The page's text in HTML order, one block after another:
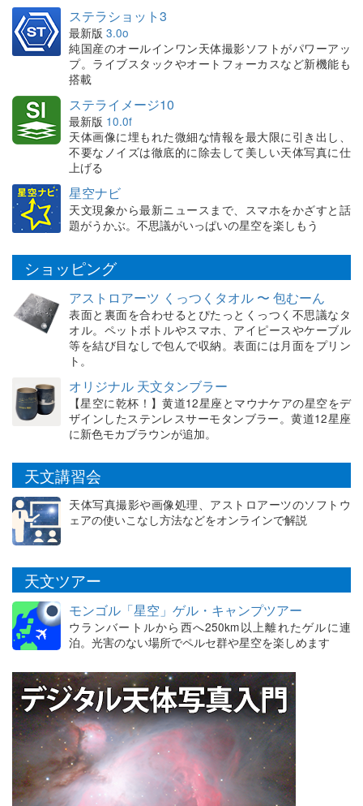
ステラショット3
最新版 3.0o
純国産のオールインワン天体撮影ソフトがパワーアッ
プ。ライブスタックやオートフォーカスなど新機能も
搭載
ステライメージ10
最新版 10.0f
天体画像に埋もれた微細な情報を最大限に引き出し、
不要なノイズは徹底的に除去して美しい天体写真に仕
上げる
星空ナビ
天文現象から最新ニュースまで、スマホをかざすと話
題がうかぶ。不思議がいっぱいの星空を楽しもう
ショッピング
アストロアーツ くっつくタオル 〜 包むーん
表面と裏面を合わせるとぴたっとくっつく不思議なタ
オル。ペットボトルやスマホ、アイピースやケーブル
等を結び目なしで包んで収納。表面には月面をプリン
ト。
オリジナル 天文タンブラー
【星空に乾杯！】黄道12星座とマウナケアの星空をデ
ザインしたステンレスサーモタンブラー。黄道12星座
に新色モカブラウンが追加。
天文講習会
天体写真撮影や画像処理、アストロアーツのソフトウ
ェアの使いこなし方法などをオンラインで解説
天文ツアー
モンゴル「星空」ゲル・キャンプツアー
ウランバートルから西へ250km以上離れたゲルに連
泊。光害のない場所でペルセ群や星空を楽しめます